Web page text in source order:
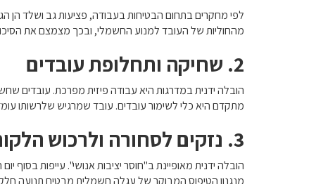
לפי מחקרים בתחום הבטיחות בעבודה, פציעות גב ושלד הן
מהחוליות של העובד למנוע החשמלי, ובכך מצמצם את הסיכון
2. שחיקה ותחלופת עובדים
הובלה ידנית במדרגות היא עבודה פיזית מפרכת. עובדים
מתקדם היא כלי לשימור עובדים. עובד שמרגיש שלרשותו עומד
3. נזקים לסחורה ולרכוש הלקוח
הובלה ידנית מאופיינת ב"חוסר יציבות אנושי". עייפות